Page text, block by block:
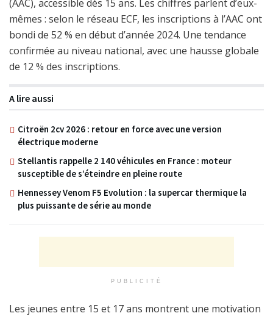
(AAC), accessible dès 15 ans. Les chiffres parlent d’eux-
mêmes : selon le réseau ECF, les inscriptions à l’AAC ont
bondi de 52 % en début d’année 2024. Une tendance
confirmée au niveau national, avec une hausse globale
de 12 % des inscriptions.
A lire aussi
Citroën 2cv 2026 : retour en force avec une version
électrique moderne
Stellantis rappelle 2 140 véhicules en France : moteur
susceptible de s’éteindre en pleine route
Hennessey Venom F5 Evolution : la supercar thermique la
plus puissante de série au monde
PUBLICITÉ
Les jeunes entre 15 et 17 ans montrent une motivation